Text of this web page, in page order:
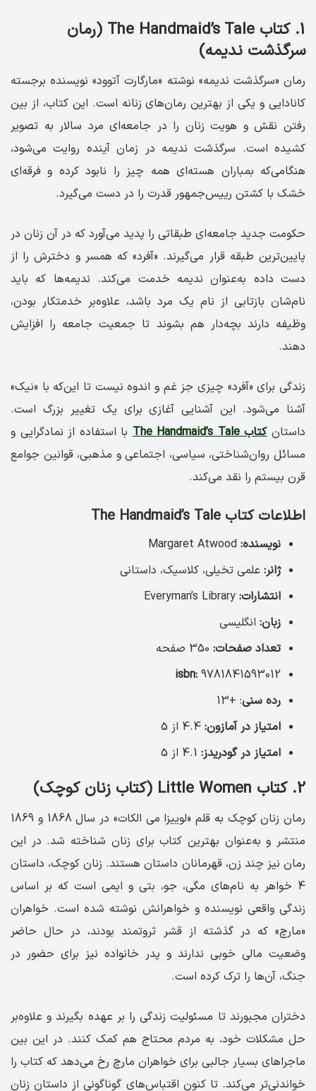
1. کتاب The Handmaid’s Tale (رمان
سرگذشت ندیمه)
رمان «سرگذشت ندیمه» نوشته‌ «مارگارت آتوود» نویسنده‌ برجسته‌
کانادایی و یکی از بهترین رمان‌های زنانه است. این کتاب، از بین
رفتن نقش و هویت زنان را در جامعه‌ای مرد سالار به تصویر
کشیده است. سرگذشت ندیمه در زمان آینده روایت می‌شود،
هنگامی‌که بمباران هسته‌ای همه چیز را نابود کرده و فرقه‌ای
خشک با کشتن رییس‌جمهور قدرت را در دست می‌گیرد.
حکومت جدید جامعه‌ای طبقاتی را پدید می‌آورد که در آن زنان در
پایین‌ترین طبقه قرار می‌گیرند. «آفرد» که همسر و دخترش را از
دست داده به‌عنوان ندیمه خدمت می‌کند. ندیمه‌ها که باید
نام‌شان بازتابی از نام یک مرد باشد، علاوه‌بر خدمتکار بودن،
وظیفه دارند بچه‌دار هم بشوند تا جمعیت جامعه را افزایش
دهند.
زندگی برای «آفرد» چیزی جز غم و اندوه نیست تا این‌که با «نیک»
آشنا می‌شود. این آشنایی آغازی برای یک تغییر بزرگ است.
داستانکتاب The Handmaid’s Tale
با استفاده از نمادگرایی و
مسائل روان‌شناختی، سیاسی، اجتماعی و مذهبی، قوانین جوامع
قرن بیستم را نقد می‌کند.
اطلاعات کتاب The Handmaid’s Tale
نویسنده:
ژانر: علمی تخیلی، کلاسیک، داستانی
انتشارات:
زبان: انگلیسی
تعداد صفحات:
isbn: 9781841593012
رده سنی: +13
امتیاز در آمازون:
امتیاز در گودریدز:
2. کتاب Little Women (کتاب زنان کوچک)
رمان زنان کوچک به قلم «لوییزا می الکات» در سال 1868 و 1869
منتشر و به‌عنوان بهترین کتاب برای زنان شناخته شد. در این
رمان نیز چند زن، قهرمانان داستان هستند. زنان کوچک، داستان
4 خواهر به نام‌های مگی، جو، بتی و ایمی است که بر اساس
زندگی واقعی نویسنده و خواهرانش نوشته شده است. خواهران
«مارچ» که در گذشته از قشر ثروتمند بودند، در حال حاضر
وضعیت مالی خوبی ندارند و پدر خانواده نیز برای حضور در
جنگ، آن‌ها را ترک کرده است.
دختران مجبورند تا مسئولیت زندگی را بر عهده بگیرند و علاوه‌بر
حل مشکلات خود، به مردم محتاج هم کمک کنند. در این بین
ماجراهای بسیار جالبی برای خواهران مارچ رخ می‌دهد که کتاب را
خواندنی‌تر می‌کند. تا کنون اقتباس‌های گوناگونی از داستان زنان